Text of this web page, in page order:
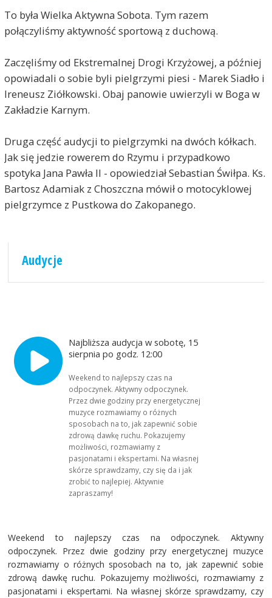
To była Wielka Aktywna Sobota. Tym razem
połączyliśmy aktywność sportową z duchową.
Zaczęliśmy od Ekstremalnej Drogi Krzyżowej, a później
opowiadali o sobie byli pielgrzymi piesi - Marek Siadło i
Ireneusz Ziółkowski. Obaj panowie uwierzyli w Boga w
Zakładzie Karnym.
Druga część audycji to pielgrzymki na dwóch kółkach.
Jak się jedzie rowerem do Rzymu i przypadkowo
spotyka Jana Pawła II - opowiedział Sebastian Świłpa. Ks.
Bartosz Adamiak z Choszczna mówił o motocyklowej
pielgrzymce z Pustkowa do Zakopanego.
Audycje
Najbliższa audycja w sobotę, 15
sierpnia po godz. 12:00
Weekend to najlepszy czas na
odpoczynek. Aktywny odpoczynek.
Przez dwie godziny przy energetycznej
muzyce rozmawiamy o różnych
sposobach na to, jak zapewnić sobie
zdrową dawkę ruchu. Pokazujemy
możliwości, rozmawiamy z
pasjonatami i ekspertami. Na własnej
skórze sprawdzamy, czy się da i jak
zrobić to najlepiej. Aktywnie
zapraszamy!
Weekend to najlepszy czas na odpoczynek. Aktywny
odpoczynek. Przez dwie godziny przy energetycznej muzyce
rozmawiamy o różnych sposobach na to, jak zapewnić sobie
zdrową dawkę ruchu. Pokazujemy możliwości, rozmawiamy z
pasjonatami i ekspertami. Na własnej skórze sprawdzamy, czy